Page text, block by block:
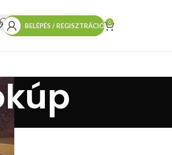
BELÉPÉS / REGISZTRÁCIÓ 0